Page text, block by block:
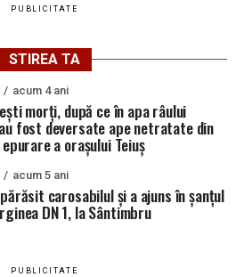
PUBLICITATE
STIREA TA
acum 4 ani
morți, după ce în apa râului
fost deversate ape netratate din
a orașului Teiuș
acum 5 ani
carosabilul și a ajuns în șanțul
DN 1, la Sântimbru
PUBLICITATE